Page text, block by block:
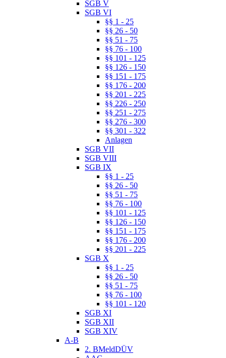
SGB V
SGB VI
§§ 1 - 25
§§ 26 - 50
§§ 51 - 75
§§ 76 - 100
§§ 101 - 125
§§ 126 - 150
§§ 151 - 175
§§ 176 - 200
§§ 201 - 225
§§ 226 - 250
§§ 251 - 275
§§ 276 - 300
§§ 301 - 322
Anlagen
SGB VII
SGB VIII
SGB IX
§§ 1 - 25
§§ 26 - 50
§§ 51 - 75
§§ 76 - 100
§§ 101 - 125
§§ 126 - 150
§§ 151 - 175
§§ 176 - 200
§§ 201 - 225
SGB X
§§ 1 - 25
§§ 26 - 50
§§ 51 - 75
§§ 76 - 100
§§ 101 - 120
SGB XI
SGB XII
SGB XIV
A-B
2. BMeldDÜV